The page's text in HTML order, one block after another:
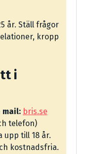
år. Ställ frågor
kropp
i
mail: bris.se
telefon)
upp till 18 år.
kostnadsfria.